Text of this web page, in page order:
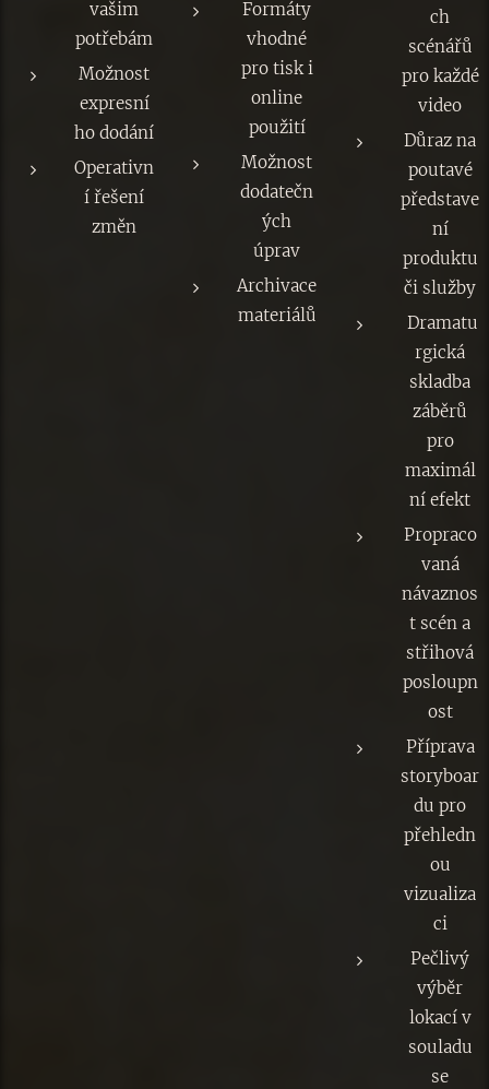
vašim
potřebám
Možnost
expresní
ho dodání
Operativn
í řešení
změn
Formáty
vhodné
pro tisk i
online
použití
Možnost
dodatečn
ých
úprav
Archivace
materiálů
ch
scénářů
pro každé
video
Důraz na
poutavé
představe
ní
produktu
či služby
Dramatu
rgická
skladba
záběrů
pro
maximál
ní efekt
Propraco
vaná
návaznos
t scén a
střihová
posloupn
ost
Příprava
storyboar
du pro
přehledn
ou
vizualiza
ci
Pečlivý
výběr
lokací v
souladu
se